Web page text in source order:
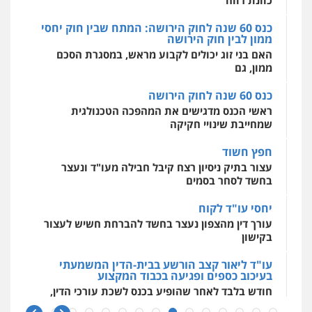
מרכז התחלה חדשה
אסירים עבירות מין שירותים מקצועיים
לעורכי דין
כנס 60 שנה לחוק הירושה: המתח שבין חוק יחסי
ממון לבין חוק הירושה
האם בני זוג יכולים לקבוע מראש, במסגרת הסכם
ממון, גם
כנס 60 שנה לחוק הירושה
ראשי הכנס מדגישים את המהפכה הטכנולגית
שמחייבת שינויי חקיקה
חפץ חשוד
עצור בתיק ניסיון רצח קיבל חבילה מעו"ד ונעצר
בחשד לסחר בסמים
יחסי עו"ד לקוח
עורך דין מהצפון נעצר בחשד להברחת חשיש לעצור
בקישון
עו"ד ליאור קצב הורשע בבית-הדין המשמעתי
בעיכוב כספים ופגיעה בכבוד המקצוע
חודש בלבד לאחר שהופיע בכנס לשכת עורכי הדין,
קצב הורשע